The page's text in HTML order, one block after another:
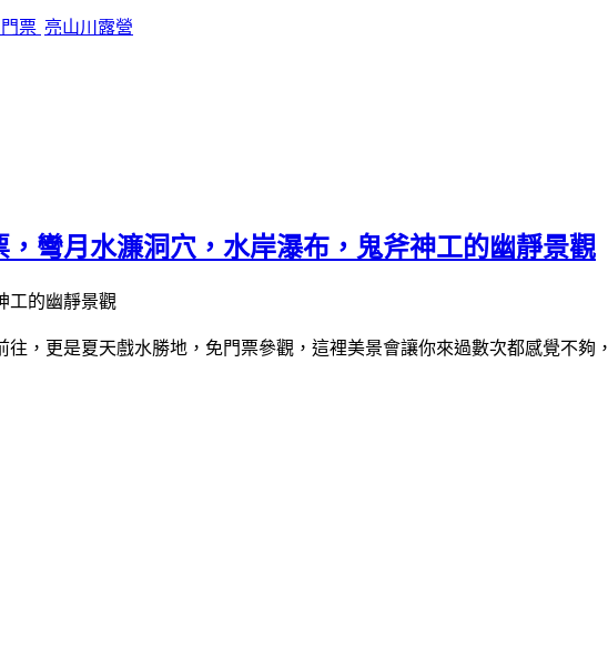
票 亮山川露營
彎月水濂洞穴，水岸瀑布，鬼斧神工的幽靜景觀
，更是夏天戲水勝地，免門票參觀， 這裡美景會讓你來過數次都感覺不夠，